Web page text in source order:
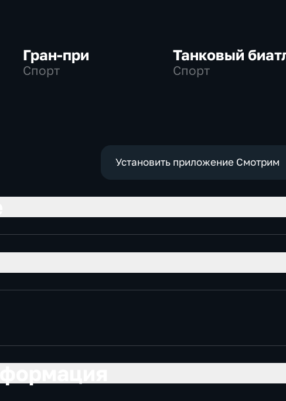
Гран-при
Спорт
Танковый
Спорт
Установить приложение Смотрим